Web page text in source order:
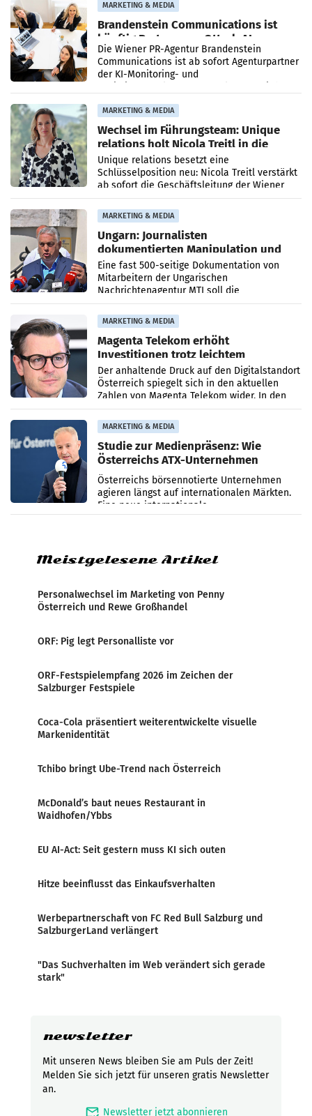
MARKETING & MEDIA
Brandenstein Communications ist
künftig Partner von OtterlyAI
Die Wiener PR-Agentur Brandenstein
Communications ist ab sofort Agenturpartner
der KI-Monitoring- und
MARKETING & MEDIA
Wechsel im Führungsteam: Unique
relations holt Nicola Treitl in die
Geschäftsleitung
Unique relations besetzt eine
Schlüsselposition neu: Nicola Treitl verstärkt
ab sofort die Geschäftsleitung der Wiener
PR-Agentur an der Seite von Josef Kalina und
Anna Kalina-Mahr.
MARKETING & MEDIA
Ungarn: Journalisten
dokumentierten Manipulation und
Zensur
Eine fast 500-seitige Dokumentation von
Mitarbeitern der Ungarischen
Nachrichtenagentur MTI soll die
systematische Nachrichten-Manipulation und
Zensur bei der Agentur während der Zeit
MARKETING & MEDIA
Magenta Telekom erhöht
Investitionen trotz leichtem
Umsatzrückgang
Der anhaltende Druck auf den Digitalstandort
Österreich spiegelt sich in den aktuellen
Zahlen von Magenta Telekom wider. In den
ersten sechs Monaten des laufenden Jahres
verzeichnete
MARKETING & MEDIA
Studie zur Medienpräsenz: Wie
Österreichs ATX-Unternehmen
international wahrgenommen
werden
Österreichs börsennotierte Unternehmen
agieren längst auf internationalen Märkten.
Eine neue internationale
Medienresonanzanalyse untersucht die
Meistgelesene Artikel
Personalwechsel im Marketing von Penny
Österreich und Rewe Großhandel
ORF: Pig legt Personalliste vor
ORF-Festspielempfang 2026 im Zeichen der
Salzburger Festspiele
Coca-Cola präsentiert weiterentwickelte visuelle
Markenidentität
Tchibo bringt Ube-Trend nach Österreich
McDonald’s baut neues Restaurant in
Waidhofen/Ybbs
EU AI-Act: Seit gestern muss KI sich outen
Hitze beeinflusst das Einkaufsverhalten
Werbepartnerschaft von FC Red Bull Salzburg und
SalzburgerLand verlängert
"Das Suchverhalten im Web verändert sich gerade
stark"
newsletter
Mit unseren News bleiben Sie am Puls der Zeit!
Melden Sie sich jetzt für unseren gratis Newsletter
an.
mark_email_read Newsletter jetzt abonnieren